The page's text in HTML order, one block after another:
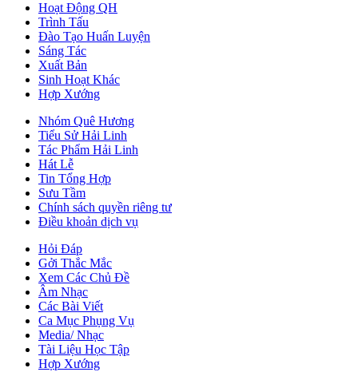
Hoạt Động QH
Trình Tấu
Đào Tạo Huấn Luyện
Sáng Tác
Xuất Bản
Sinh Hoạt Khác
Hợp Xướng
Nhóm Quê Hương
Tiểu Sử Hải Linh
Tác Phẩm Hải Linh
Hát Lễ
Tin Tổng Hợp
Sưu Tầm
Chính sách quyền riêng tư
Điều khoản dịch vụ
Hỏi Đáp
Gởi Thắc Mắc
Xem Các Chủ Đề
Âm Nhạc
Các Bài Viết
Ca Mục Phụng Vụ
Media/ Nhạc
Tài Liệu Học Tập
Hợp Xướng